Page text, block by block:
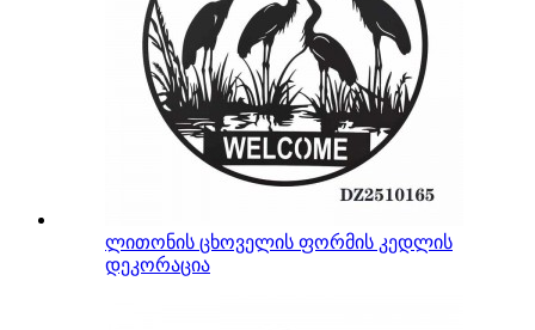
ლითონის ცხოველის ფორმის კედლის
დეკორაცია